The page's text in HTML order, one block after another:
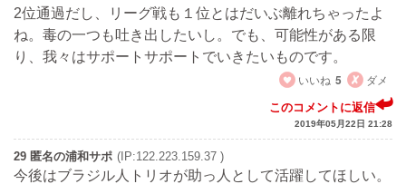
2位通過だし、リーグ戦も１位とはだいぶ離れちゃったよ
ね。毒の一つも吐き出したいし。でも、可能性がある限
り、我々はサポートサポートでいきたいものです。
いいね 5 ダメ
このコメントに返信
2019年05月22日 21:28
29 匿名の浦和サポ (IP:122.223.159.37 )
今後はブラジル人トリオが助っ人として活躍してほしい。